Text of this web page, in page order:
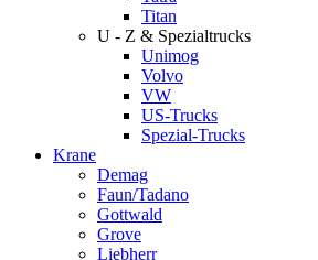
Titan
U - Z & Spezialtrucks
Unimog
Volvo
VW
US-Trucks
Spezial-Trucks
Krane
Demag
Faun/Tadano
Gottwald
Grove
Liebherr